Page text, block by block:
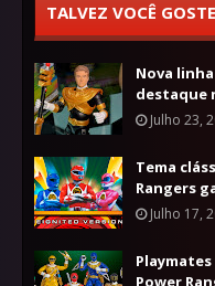
TALVEZ VOCÊ
Nova
destaque
Julho 23,
Tema
Rangers
Julho 17,
Power